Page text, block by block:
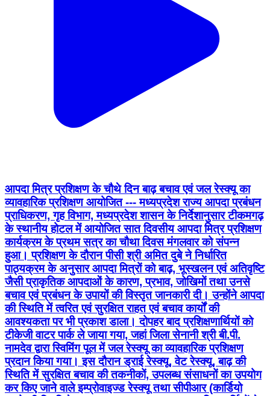
आपदा मित्र प्रशिक्षण के चौथे दिन बाढ़ बचाव एवं जल रेस्क्यू का
व्यावहारिक प्रशिक्षण आयोजित --- मध्यप्रदेश राज्य आपदा प्रबंधन
प्राधिकरण, गृह विभाग, मध्यप्रदेश शासन के निर्देशानुसार टीकमगढ़
के स्थानीय होटल में आयोजित सात दिवसीय आपदा मित्र प्रशिक्षण
कार्यक्रम के प्रथम सत्र का चौथा दिवस मंगलवार को संपन्न
हुआ। प्रशिक्षण के दौरान पीसी श्री अमित दुबे ने निर्धारित
पाठ्यक्रम के अनुसार आपदा मित्रों को बाढ़, भूस्खलन एवं अतिवृष्टि
जैसी प्राकृतिक आपदाओं के कारण, प्रभाव, जोखिमों तथा उनसे
बचाव एवं प्रबंधन के उपायों की विस्तृत जानकारी दी। उन्होंने आपदा
की स्थिति में त्वरित एवं सुरक्षित राहत एवं बचाव कार्यों की
आवश्यकता पर भी प्रकाश डाला। दोपहर बाद प्रशिक्षणार्थियों को
टीकेजी वाटर पार्क ले जाया गया, जहां जिला सेनानी श्री बी.पी.
नामदेव द्वारा स्विमिंग पूल में जल रेस्क्यू का व्यावहारिक प्रशिक्षण
प्रदान किया गया। इस दौरान ड्राई रेस्क्यू, वेट रेस्क्यू, बाढ़ की
स्थिति में सुरक्षित बचाव की तकनीकों, उपलब्ध संसाधनों का उपयोग
कर किए जाने वाले इम्प्रोवाइज्ड रेस्क्यू तथा सीपीआर (कार्डियो